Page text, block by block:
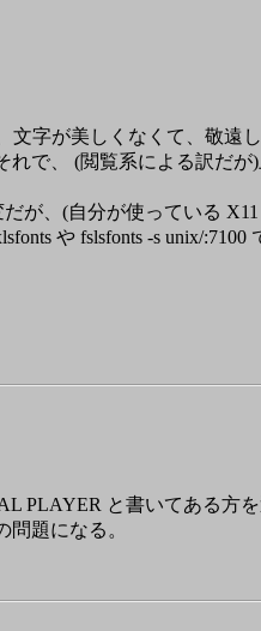
文字が美しくなくて、敬遠
で、 (閲覧系による訳だ
が、(自分が使っている
や fslsfonts -s unix/
PLAYER と書いてある方
題になる。